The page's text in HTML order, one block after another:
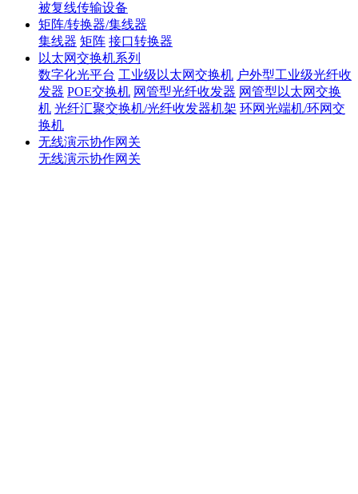
被复线传输设备
矩阵/转换器/集线器
集线器 矩阵 接口转换器
以太网交换机系列
数字化光平台 工业级以太网交换机 户外型工业级光纤收
发器 POE交换机 网管型光纤收发器 网管型以太网交换
机 光纤汇聚交换机/光纤收发器机架 环网光端机/环网交
换机
无线演示协作网关
无线演示协作网关